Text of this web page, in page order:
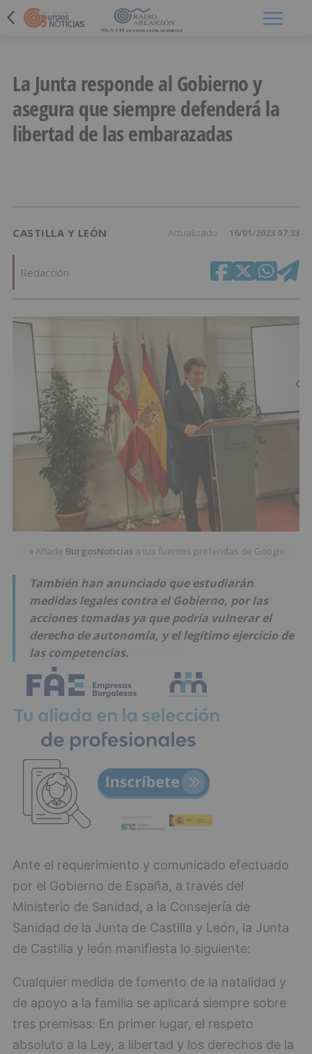
La Junta responde al Gobierno y
asegura que siempre defenderá la
libertad de las embarazadas
CASTILLA Y LEÓN Actualizado 16/01/2023 07:33
Redacción
★Añade BurgosNoticias a tus fuentes preferidas de Google
También han anunciado que estudiarán
medidas legales contra el Gobierno, por las
acciones tomadas ya que podría vulnerar el
derecho de autonomía, y el legítimo ejercicio de
las competencias.
Ante el requerimiento y comunicado efectuado
por el Gobierno de España, a través del
Ministerio de Sanidad, a la Consejería de
Sanidad de la Junta de Castilla y León, la Junta
de Castilla y león manifiesta lo siguiente:
Cualquier medida de fomento de la natalidad y
de apoyo a la familia se aplicará siempre sobre
tres premisas: En primer lugar, el respeto
absoluto a la Ley, a libertad y los derechos de la